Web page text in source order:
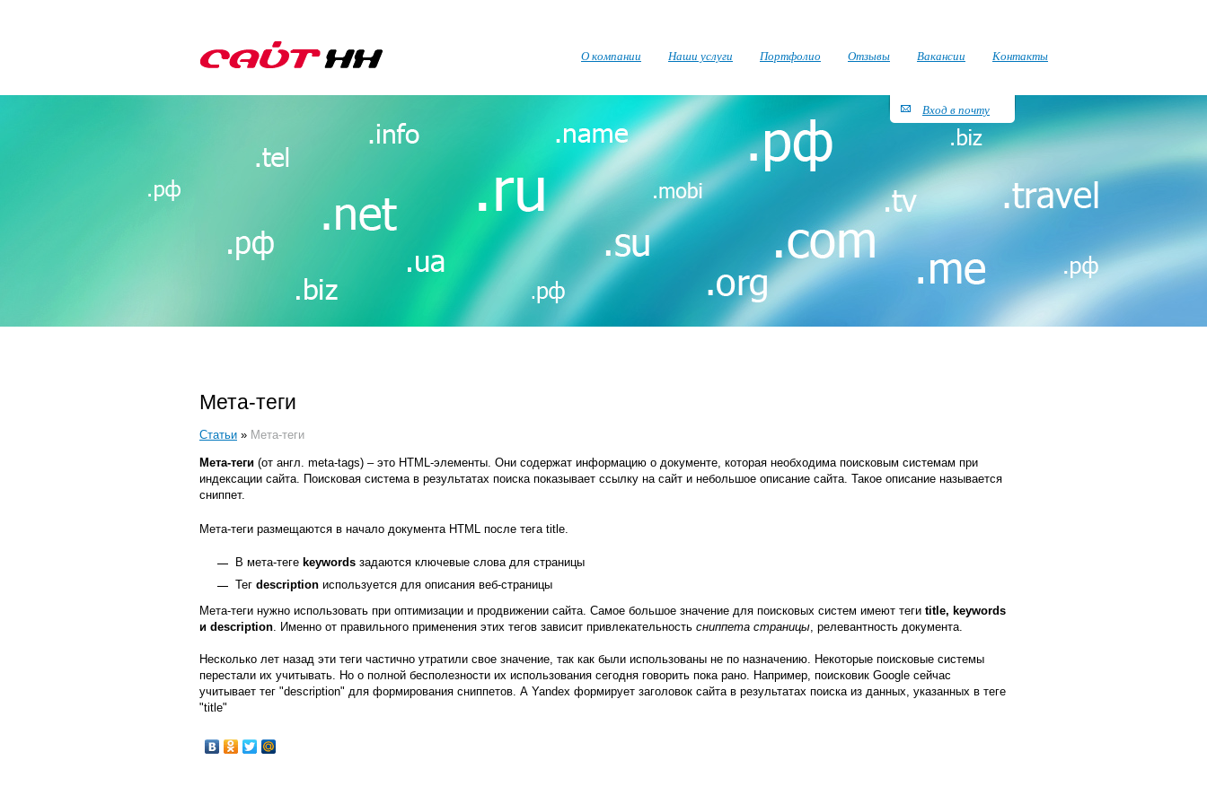
Мета-теги
Статьи » Мета-теги
Мета-теги (от англ. meta-tags) – это HTML-элементы. Они содержат информацию о документе, которая необходима поисковым системам при
индексации сайта. Поисковая система в результатах поиска показывает ссылку на сайт и небольшое описание сайта. Такое описание называется
сниппет.
Мета-теги размещаются в начало документа HTML после тега title.
В мета-теге keywords задаются ключевые слова для страницы
Тег description используется для описания веб-страницы
Мета-теги нужно использовать при оптимизации и продвижении сайта. Самое большое значение для поисковых систем имеют теги title, keywords
и description. Именно от правильного применения этих тегов зависит привлекательность сниппета страницы, релевантность документа.
Несколько лет назад эти теги частично утратили свое значение, так как были использованы не по назначению. Некоторые поисковые системы
перестали их учитывать. Но о полной бесполезности их использования сегодня говорить пока рано. Например, поисковик Google сейчас
учитывает тег "description" для формирования сниппетов. А Yandex формирует заголовок сайта в результатах поиска из данных, указанных в теге
"title"
О компании Наши услуги Портфолио Отзывы Вакансии Контакты
Вход в почту